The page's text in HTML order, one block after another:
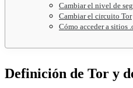
Cambiar el nivel de
Cambiar el circuito Tor
Cómo acceder a sitios
Definición de Tor y